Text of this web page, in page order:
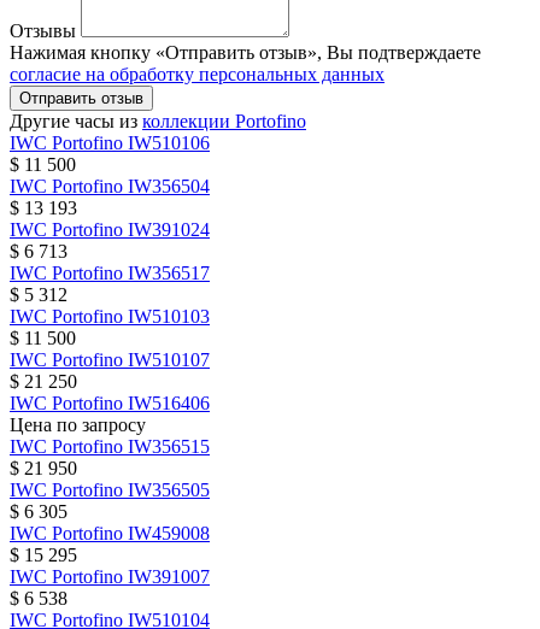
Отзывы
Нажимая кнопку «Отправить отзыв», Вы подтверждаете
согласие на обработку персональных данных
Отправить отзыв
Другие часы из коллекции Portofino
IWC Portofino IW510106
$ 11 500
IWC Portofino IW356504
$ 13 193
IWC Portofino IW391024
$ 6 713
IWC Portofino IW356517
$ 5 312
IWC Portofino IW510103
$ 11 500
IWC Portofino IW510107
$ 21 250
IWC Portofino IW516406
Цена по запросу
IWC Portofino IW356515
$ 21 950
IWC Portofino IW356505
$ 6 305
IWC Portofino IW459008
$ 15 295
IWC Portofino IW391007
$ 6 538
IWC Portofino IW510104